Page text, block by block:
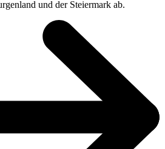
und der Steiermark ab.